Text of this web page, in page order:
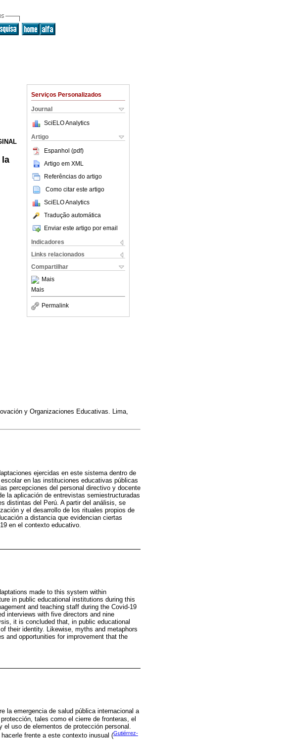
Serviços Personalizados
Journal
SciELO Analytics
Artigo
Espanhol (pdf)
Artigo em XML
Referências do artigo
Como citar este artigo
SciELO Analytics
Tradução automática
Enviar este artigo por email
Indicadores
Links relacionados
Compartilhar
Mais
Mais
Permalink
la
y Organizaciones Educativas. Lima,
ejercidas en este sistema dentro de
en las instituciones educativas públicas
percepciones del personal directivo y docente
la aplicación de entrevistas semiestructuradas
distintas del Perú. A partir del análisis, se
y el desarrollo de los rituales propios de
a distancia que evidencian ciertas
en el contexto educativo.
made to this system within
in public educational institutions during this
and teaching staff during the Covid-19
interviews with five directors and nine
it is concluded that, in public educational
their identity. Likewise, myths and metaphors
and opportunities for improvement that the
la emergencia de salud pública internacional a
tales como el cierre de fronteras, el
uso de elementos de protección personal.
frente a este contexto inusual (Gutiérrez-